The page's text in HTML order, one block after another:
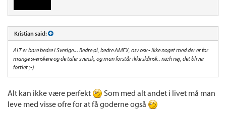
Kristian said:
ALT er bare bedre i Sverige... Bedre øl, bedre AMEX, osv osv - ikke noget med der er for
mange svenskere og de taler svensk, og man forstår ikke skånsk.. næh nej, det bliver
fortiet ;-)
Alt kan ikke være perfekt
Som med alt andet i livet må man
leve med visse ofre for at få goderne også